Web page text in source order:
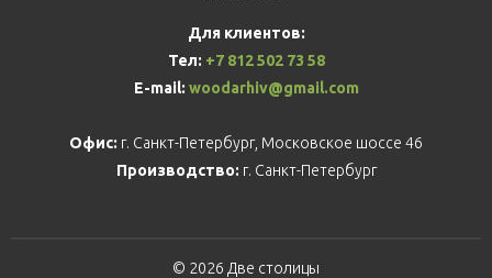
Для клиентов:
Тел: +7 812 502 73 58
E-mail: woodarhiv@gmail.com
Офис: г. Санкт-Петербург, Московское шоссе 46
Производство: г. Санкт-Петербург
© 2026 Две столицы